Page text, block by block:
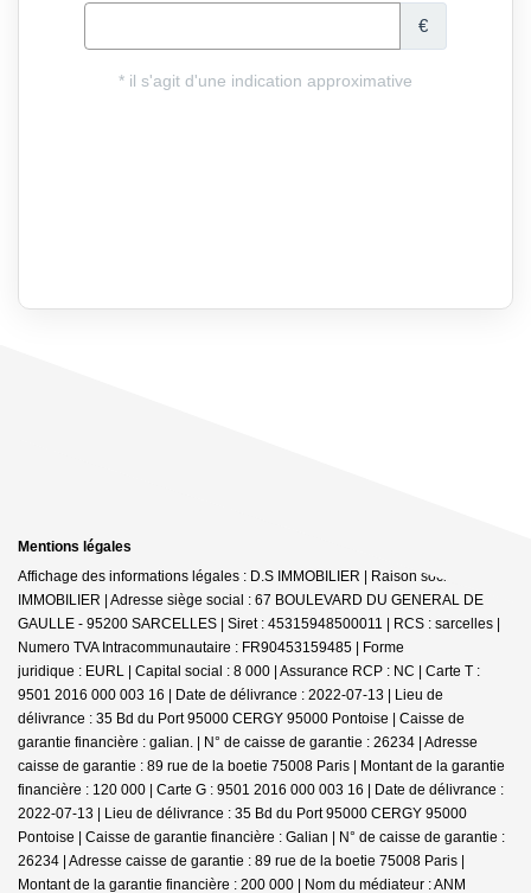
Mentions légales
Affichage des informations légales : D.S IMMOBILIER | Raison sociale : DS
IMMOBILIER | Adresse siège social : 67 BOULEVARD DU GENERAL DE
GAULLE - 95200 SARCELLES | Siret : 45315948500011 | RCS : sarcelles |
Numero TVA Intracommunautaire : FR90453159485 | Forme
juridique : EURL | Capital social : 8 000 | Assurance RCP : NC | Carte T :
9501 2016 000 003 16 | Date de délivrance : 2022-07-13 | Lieu de
délivrance : 35 Bd du Port 95000 CERGY 95000 Pontoise | Caisse de
garantie financière : galian. | N° de caisse de garantie : 26234 | Adresse
caisse de garantie : 89 rue de la boetie 75008 Paris | Montant de la garantie
financière : 120 000 | Carte G : 9501 2016 000 003 16 | Date de délivrance :
2022-07-13 | Lieu de délivrance : 35 Bd du Port 95000 CERGY 95000
Pontoise | Caisse de garantie financière : Galian | N° de caisse de garantie :
26234 | Adresse caisse de garantie : 89 rue de la boetie 75008 Paris |
Montant de la garantie financière : 200 000 | Nom du médiateur : ANM